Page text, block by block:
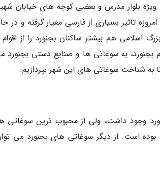
شهید چمران، 17 شهریور و به ویژه بلوار مدرس و بعضی کوچه
تاثیر بسیاری از فارسی معیار گرفته و
اسلامی هم بیشتر ساکنان بجنورد را از
به سوغاتی ها و صنایع دستی بجنورد
به شناخت سوغاتی های این شهر بپردازیم.
وجود داشت، ولی از محبوب ترین سوغاتی
بوده است. از دیگر سوغاتی های بجنورد می